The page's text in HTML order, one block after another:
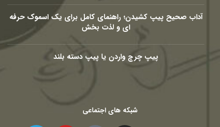
آداب صحیح پیپ کشیدن؛ راهنمای کامل برای یک اسموک حرفه
ای و لذت بخش
پیپ چرچ واردن یا پیپ دسته بلند
شبکه های اجتماعی